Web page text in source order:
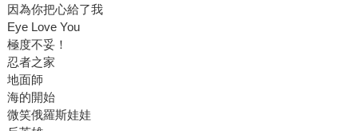
因為你把心給了我
Eye Love You
極度不妥！
忍者之家
地面師
海的開始
微笑俄羅斯娃娃